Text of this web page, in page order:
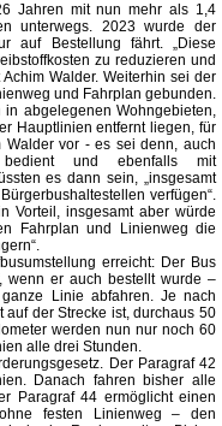
Jahren mit nun mehr als 1,4
unterwegs. 2023 wurde der
auf Bestellung fährt. „Diese
zu reduzieren und
Walder. Weiterhin sei der
und Fahrplan gebunden.
abgelegenen Wohngebieten,
Hauptlinien entfernt liegen, für
Walder vor - es sei denn, auch
bedient und ebenfalls mit
es dann sein, „insgesamt
verfügen“.
Vorteil, insgesamt aber würde
Fahrplan und Linienweg die
erreicht: Der Bus
wenn er auch bestellt wurde –
Linie abfahren. Je nach
auf der Strecke ist, durchaus 50
werden nun nur noch 60
alle drei Stunden.
Der Paragraf 42
Danach fahren bisher alle
Paragraf 44 ermöglicht einen
festen Linienweg – den